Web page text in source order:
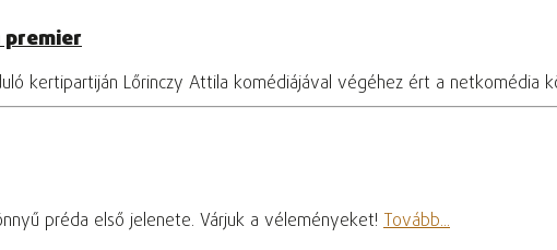
premier
kertipartiján Lőrinczy Attila komédiájával végéhez ért a
préda első jelenete. Várjuk a véleményeket! Tovább...